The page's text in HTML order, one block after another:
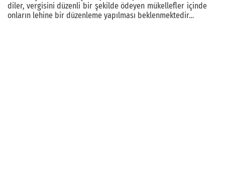
diler, vergisini düzenli bir şekilde ödeyen mükellefler içinde
onların lehine bir düzenleme yapılması beklenmektedir…